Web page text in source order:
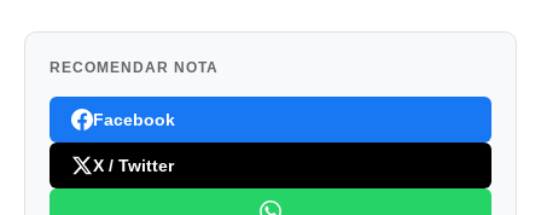
RECOMENDAR NOTA
Facebook
X / Twitter